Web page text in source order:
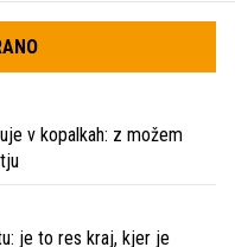
v kopalkah: z možem
je to res kraj, kjer je